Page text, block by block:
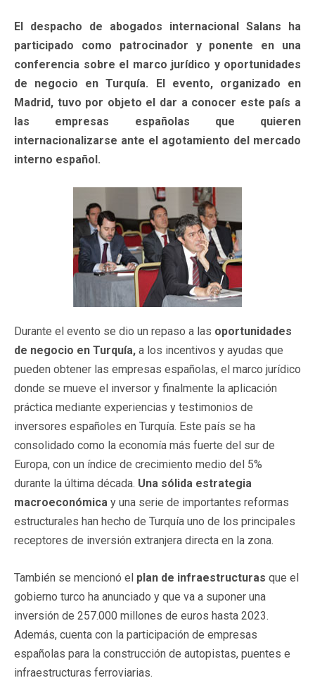
El despacho de abogados internacional Salans ha
participado como patrocinador y ponente en una
conferencia sobre el marco jurídico y oportunidades
de negocio en Turquía. El evento, organizado en
Madrid, tuvo por objeto el dar a conocer este país a
las empresas españolas que quieren
internacionalizarse ante el agotamiento del mercado
interno español.
Durante el evento se dio un repaso a las oportunidades
de negocio en Turquía, a los incentivos y ayudas que
pueden obtener las empresas españolas, el marco jurídico
donde se mueve el inversor y finalmente la aplicación
práctica mediante experiencias y testimonios de
inversores españoles en Turquía. Este país se ha
consolidado como la economía más fuerte del sur de
Europa, con un índice de crecimiento medio del 5%
durante la última década. Una sólida estrategia
macroeconómica y una serie de importantes reformas
estructurales han hecho de Turquía uno de los principales
receptores de inversión extranjera directa en la zona.
También se mencionó el plan de infraestructuras que el
gobierno turco ha anunciado y que va a suponer una
inversión de 257.000 millones de euros hasta 2023.
Además, cuenta con la participación de empresas
españolas para la construcción de autopistas, puentes e
infraestructuras ferroviarias.